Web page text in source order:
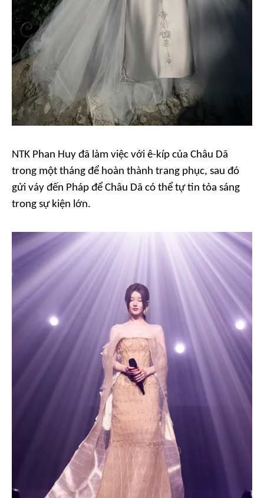
NTK Phan Huy đã làm việc với ê-kíp của Châu Dã
trong một tháng để hoàn thành trang phục, sau đó
gửi váy đến Pháp để Châu Dã có thể tự tin tỏa sáng
trong sự kiện lớn.